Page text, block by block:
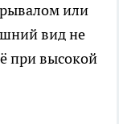
или
вид не
при высокой